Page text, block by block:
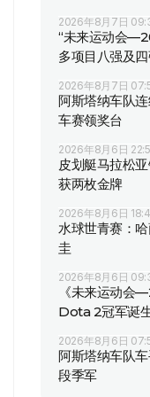
2026年8月7日
“未来运动会
多项目八强及
2026年8月7日
阿斯塔纳车队
车赛领奖台
2026年8月6日
皮划艇马拉松
获两枚金牌
2026年8月6日
水球世青赛：
圭
2026年8月6日
《未来运动会
Dota 2冠军诞
2026年8月6日
阿斯塔纳车队
段季军